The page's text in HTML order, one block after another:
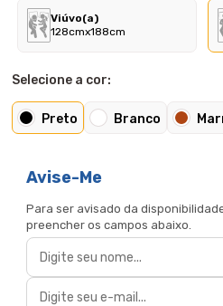
Viúvo(a)
128cmx188cm
Selecione a cor:
Preto Branco
Avise-Me
Para ser avisado da
preencher os campos abaixo.